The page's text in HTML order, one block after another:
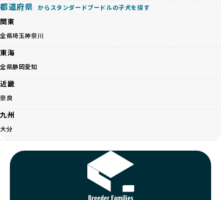
支えることができます。
BreederFamiliesに登録されているブリーダーは、子犬が心
身ともに健康に育つための環境づくりに全力を注いでいま
す。
遺伝的なリスクを最小限に抑えた繁殖計画、栄養バランスが
考えられた食事、子犬がのびのびと動ける適度な運動環境、
さらに獣医師と連携した健康管理まで徹底しています。
気で健康なスタートを切れることが大きな魅力です。
子犬の社会性は、家庭でのしつけをスムーズにする重要なポ
イントです。BreederFamiliesのブリーダーは、母犬や兄弟
犬、人との触れ合いの時間をしっかり確保し、子犬が自然に
す。
家庭に迎えたその日から、すでに社会性の基盤ができている
ため、新しい環境にもスムーズに適応できます。
これにより、飼い主さんにとっても安心してスタートできる
ます。
優良ブリーダーは、こうした流行に流されず、ワンちゃんの
カラーの子犬を販売する場合は、健康リスクを十分に理解
し、飼い主にそのリスクについて丁寧に説明しています。食
ワンちゃんの健康を第一にした繁殖を心がけています。
「見た目以上に健康重視」の詳細はこちら
引退犬とは、繁殖期を終えたワンちゃんたちのことを指しま
す。
を願っています。よって、引退後も自宅で飼育を続けるか、
信頼できる相手に譲渡するなど、ワンちゃんが幸せに暮らせ
るように配慮します。
一方、営利優先ブリーダーは引退犬を「コスト」として考
え、早く手放すことを考えます。場合によっては、悪徳保護
団体に引き渡されることもあり、ワンちゃんの生活が不安定
になる可能性が高まります。
都道府県 からスタンダードプードルの子犬を探す
関東
全県埼玉神奈川
東海
全県静岡愛知
近畿
奈良
九州
大分